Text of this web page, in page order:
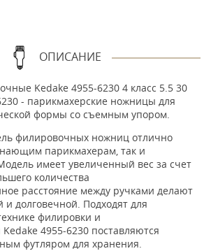
ОПИСАНИЕ
Kedake 4955-6230 4 класс 5.5 30
- парикмахерские ножницы для
формы со съемным упором.
филировочных ножниц отлично
парикмахерам, так и
имеет увеличенный вес за счет
количества
расстояние между ручками делают
и долговечной. Подходят для
филировки и
Kedake 4955-6230 поставляются
футляром для хранения.